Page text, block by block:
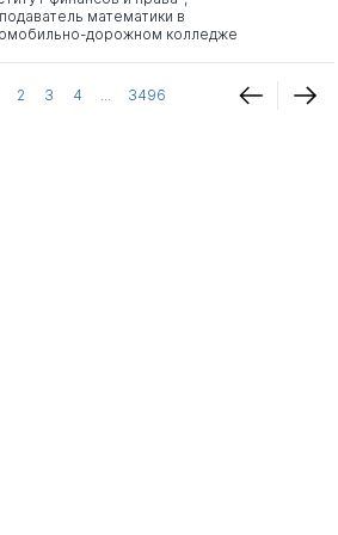
математики в
дорожном колледже
2 3 4 ... 3496